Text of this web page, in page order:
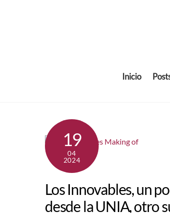
Inicio
19
04
2024
Los Innovables, un
desde la UNIA, otro